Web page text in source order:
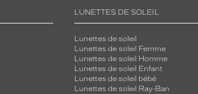
LUNETTES DE SOLEIL
Lunettes de soleil
Lunettes de soleil Femme
Lunettes de soleil Homme
Lunettes de soleil Enfant
Lunettes de soleil bébé
Lunettes de soleil Ray-Ban